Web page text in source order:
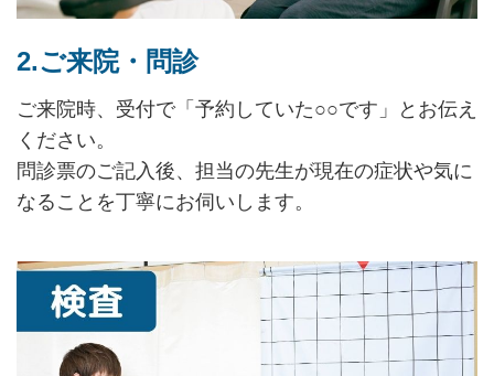
2.ご来院・問診
ご来院時、受付で「予約していた○○です」とお伝え
ください。
問診票のご記入後、担当の先生が現在の症状や気に
なることを丁寧にお伺いします。